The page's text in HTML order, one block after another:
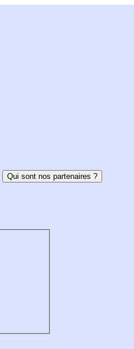
Qui sont nos partenaires ?